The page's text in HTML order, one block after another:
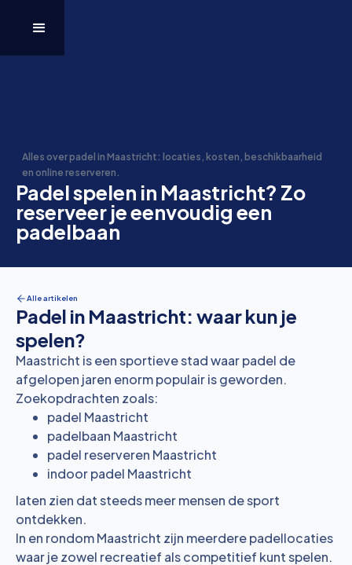
Alles over padel in Maastricht: locaties, kosten, beschikbaarheid
en online reserveren.
Padel spelen in Maastricht? Zo
reserveer je eenvoudig een
padelbaan
Alle artikelen
Padel in Maastricht: waar kun je
spelen?
Maastricht is een sportieve stad waar padel de
afgelopen jaren enorm populair is geworden.
Zoekopdrachten zoals:
padel Maastricht
padelbaan Maastricht
padel reserveren Maastricht
indoor padel Maastricht
laten zien dat steeds meer mensen de sport
ontdekken.
In en rondom Maastricht zijn meerdere padellocaties
waar je zowel recreatief als competitief kunt spelen.